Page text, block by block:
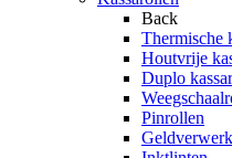
Back
Thermische
Houtvrije
Duplo
Pinrollen